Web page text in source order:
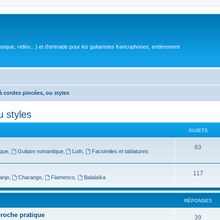
vidéo…) et d'entraide pour les guitaristes francophones, entièrement
cordes pincées, ou styles
styles
SUJETS
, Guitare romantique, Luth
Facsimiles et tablatures
83
j
t
, Charango Flamenco Balalaïka
117S
j
RÉPONSES
pratique 39